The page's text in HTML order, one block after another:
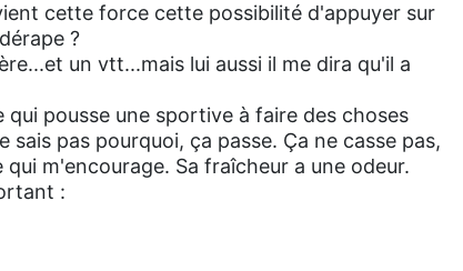
cette force cette possibilité d'appuyer sur
?
un vtt...mais lui aussi il me dira qu'il a
pousse une sportive à faire des choses
pas pourquoi, ça passe. Ça ne casse pas,
m'encourage. Sa fraîcheur a une odeur.
: